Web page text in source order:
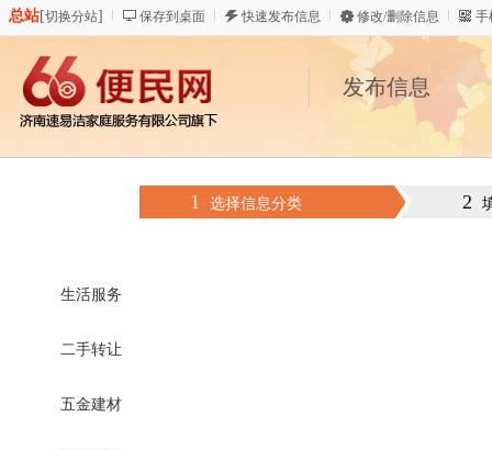
总站[切换分站] 保存到桌面 快速发布信息 修改/删除信息 手
发布信息
1 选择信息分类 2
生活服务
二手转让
五金建材